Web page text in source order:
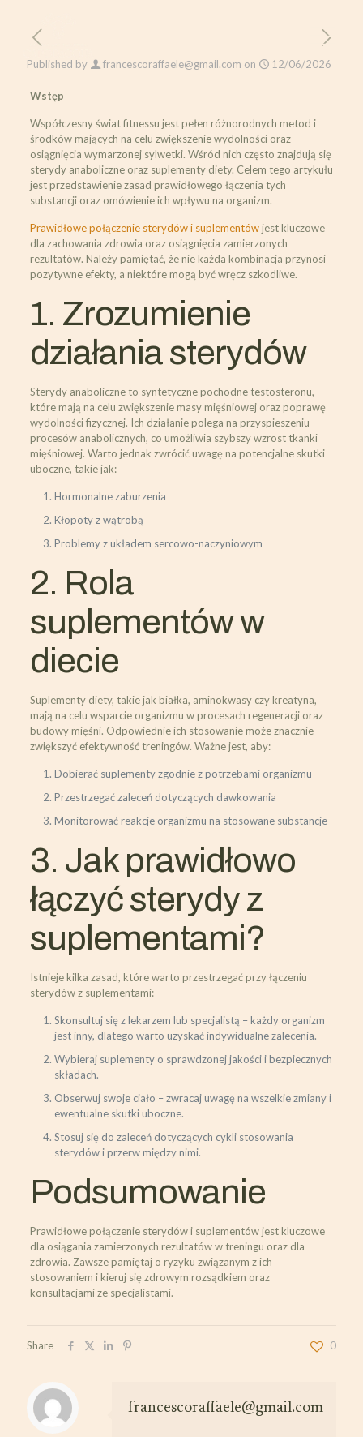
Published by francescoraffaele@gmail.com on 12/06/2026
Wstęp
Współczesny świat fitnessu jest pełen różnorodnych metod i
środków mających na celu zwiększenie wydolności oraz
osiągnięcia wymarzonej sylwetki. Wśród nich często znajdują się
sterydy anaboliczne oraz suplementy diety. Celem tego artykułu
jest przedstawienie zasad prawidłowego łączenia tych
substancji oraz omówienie ich wpływu na organizm.
Prawidłowe połączenie sterydów i suplementówjest kluczowe
dla zachowania zdrowia oraz osiągnięcia zamierzonych
rezultatów. Należy pamiętać, że nie każda kombinacja przynosi
pozytywne efekty, a niektóre mogą być wręcz szkodliwe.
1. Zrozumienie
działania sterydów
Sterydy anaboliczne to syntetyczne pochodne testosteronu,
które mają na celu zwiększenie masy mięśniowej oraz poprawę
wydolności fizycznej. Ich działanie polega na przyspieszeniu
procesów anabolicznych, co umożliwia szybszy wzrost tkanki
mięśniowej. Warto jednak zwrócić uwagę na potencjalne skutki
uboczne, takie jak:
Hormonalne zaburzenia
Kłopoty z wątrobą
Problemy z układem sercowo-naczyniowym
2. Rola
suplementów w
diecie
Suplementy diety, takie jak białka, aminokwasy czy kreatyna,
mają na celu wsparcie organizmu w procesach regeneracji oraz
budowy mięśni. Odpowiednie ich stosowanie może znacznie
zwiększyć efektywność treningów. Ważne jest, aby:
Dobierać suplementy zgodnie z potrzebami organizmu
Przestrzegać zaleceń dotyczących dawkowania
Monitorować reakcje organizmu na stosowane substancje
3. Jak prawidłowo
łączyć sterydy z
suplementami?
Istnieje kilka zasad, które warto przestrzegać przy łączeniu
sterydów z suplementami:
Skonsultuj się z lekarzem lub specjalistą – każdy organizm
jest inny, dlatego warto uzyskać indywidualne zalecenia.
Wybieraj suplementy o sprawdzonej jakości i bezpiecznych
składach.
Obserwuj swoje ciało – zwracaj uwagę na wszelkie zmiany i
ewentualne skutki uboczne.
Stosuj się do zaleceń dotyczących cykli stosowania
sterydów i przerw między nimi.
Podsumowanie
Prawidłowe połączenie sterydów i suplementów jest kluczowe
dla osiągania zamierzonych rezultatów w treningu oraz dla
zdrowia. Zawsze pamiętaj o ryzyku związanym z ich
stosowaniem i kieruj się zdrowym rozsądkiem oraz
konsultacjami ze specjalistami.
Share 0
francescoraffaele@gmail.com